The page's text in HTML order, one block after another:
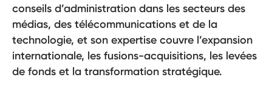
conseils d’administration dans les secteurs des
médias, des télécommunications et de la
technologie, et son expertise couvre l’expansion
internationale, les fusions-acquisitions, les levées
de fonds et la transformation stratégique.